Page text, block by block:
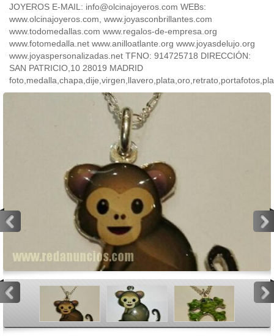
JOYEROS E-MAIL: info@olcinajoyeros.com WEBs:
www.olcinajoyeros.com, www.joyasconbrillantes.com
www.todomedallas.com www.regalos-de-empresa.org
www.fotomedalla.net www.anilloatlante.org www.joyasdelujo.org
www.joyaspersonalizadas.net TFNO: 914725718 DIRECCIÓN:
SAN PATRICIO,10 28019 MADRID